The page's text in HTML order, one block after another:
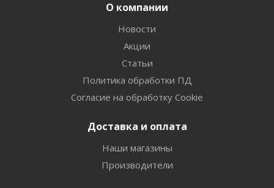
О компании
Новости
Акции
Статьи
Политика обработки ПД
Согласие на обработку Cookie
Доставка и оплата
Наши магазины
Производители